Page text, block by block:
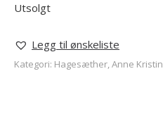
Utsolgt
Legg til ønskeliste
Kategori: Hagesæther, Anne Kristin